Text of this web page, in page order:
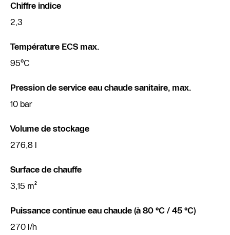
Chiffre indice
2,3
Température ECS max.
95°C
Pression de service eau chaude sanitaire, max.
10 bar
Volume de stockage
276,8 l
Surface de chauffe
3,15 m²
Puissance continue eau chaude (à 80 °C / 45 °C)
270 l/h